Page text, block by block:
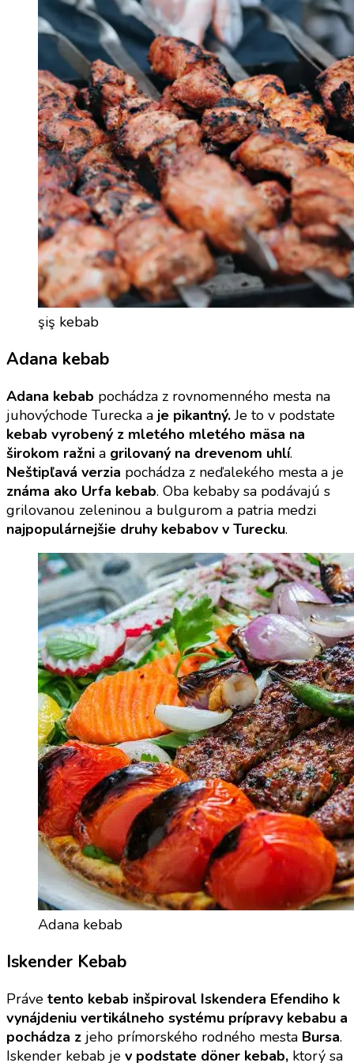
şiş kebab
Adana kebab
Adana kebab pochádza z rovnomenného mesta na
juhovýchode Turecka a je pikantný.Je to v podstate
kebab vyrobený z mletého mletého mäsa na
širokom ražni a grilovaný na drevenom uhlí.
Neštipľavá verzia pochádza z neďalekého mesta a je
známa ako Urfa kebab. Oba kebaby sa podávajú s
grilovanou zeleninou a bulgurom a patria medzi
najpopulárnejšie druhy kebabov v Turecku.
Adana kebab
Iskender Kebab
Práve tento kebab inšpiroval Iskendera Efendiho k
vynájdeniu vertikálneho systému prípravy kebabu a
pochádza z jeho prímorského rodného mesta Bursa.
Iskender kebab je v podstate döner kebab, ktorý sa